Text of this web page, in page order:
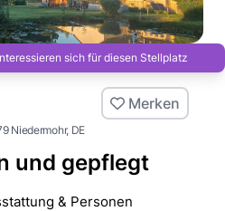
sich für diesen Stellplatz
Niedermohr, DE
und gepflegt
Merken
& Personen